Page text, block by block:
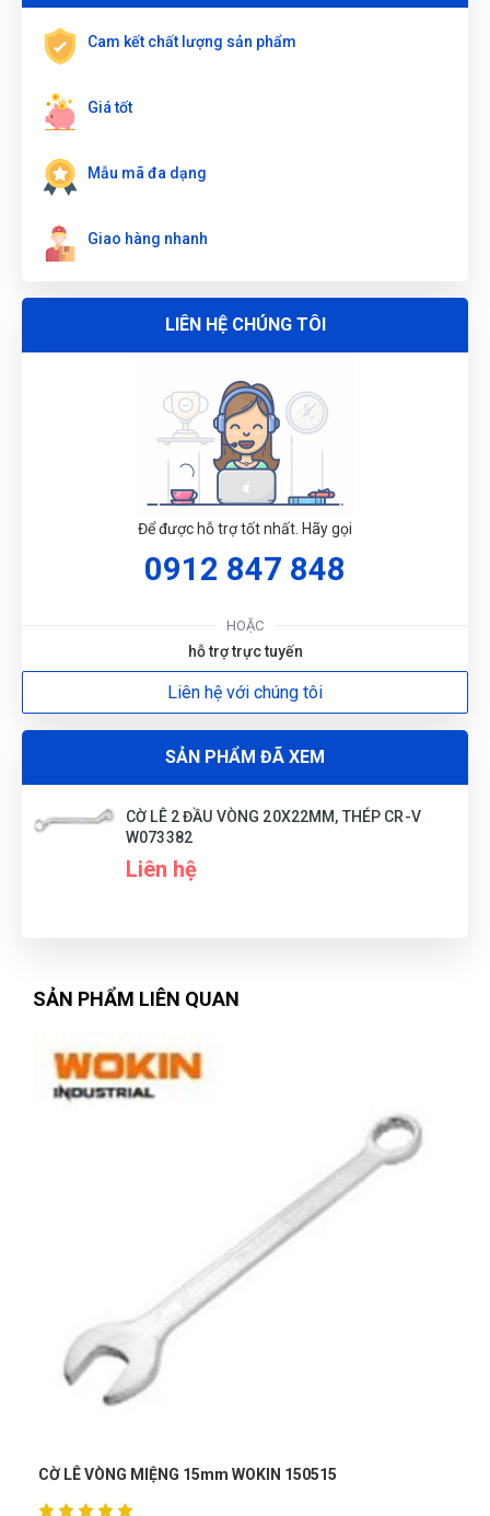
Thu Diễm(Tỉnh Thừa Thiên Huế)đã mua sản phẩmCỜ LÊ 2
ĐẦU VÒNG 20X22MM, THÉP CR-V W073382
ĐẦU VÒNG 20X22MM, THÉP CR-V W073382
Cam kết chất lượng sản phẩm
Giá tốt
Mẫu mã đa dạng
Giao hàng nhanh
LIÊN HỆ CHÚNG TÔI
Để được hỗ trợ tốt nhất. Hãy gọi
0912 847 848
HOẶC
hỗ trợ trực tuyến
Liên hệ với chúng tôi
SẢN PHẨM ĐÃ XEM
CỜ LÊ 2 ĐẦU VÒNG 20X22MM, THÉP CR-V
W073382
Liên hệ
SẢN PHẨM LIÊN QUAN
CỜ LÊ VÒNG MIỆNG 15mm WOKIN 150515